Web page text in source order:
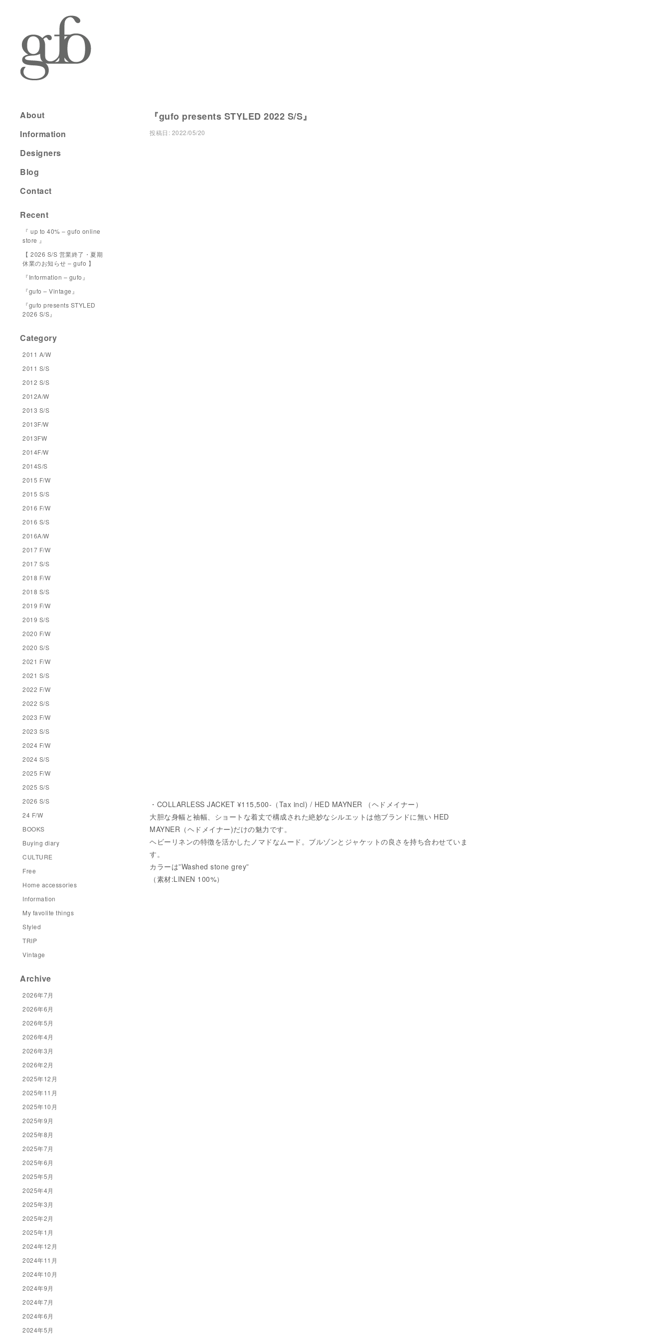
『gufo presents STYLED 2022 S/S』
投稿日: 2022/05/20
・COLLARLESS JACKET ¥115,500-（Tax incl) / HED MAYNER （ヘドメイナー）
大胆な身幅と袖幅、ショートな着丈で構成された絶妙なシルエットは他ブランドに無い HED
MAYNER（ヘドメイナー)だけの魅力です。
ヘビーリネンの特徴を活かしたノマドなムード。ブルゾンとジャケットの良さを持ち合わせていま
す。
カラーは”Washed stone grey”
（素材:LINEN 100%）
About
Information
Designers
Blog
Contact
Recent
『 up to 40% – gufo online
store 』
【 2026 S/S 営業終了・夏期
休業のお知らせ – gufo 】
『Information – gufo』
『gufo – Vintage』
『gufo presents STYLED
2026 S/S』
Category
2011 A/W
2011 S/S
2012 S/S
2012A/W
2013 S/S
2013F/W
2013FW
2014F/W
2014S/S
2015 F/W
2015 S/S
2016 F/W
2016 S/S
2016A/W
2017 F/W
2017 S/S
2018 F/W
2018 S/S
2019 F/W
2019 S/S
2020 F/W
2020 S/S
2021 F/W
2021 S/S
2022 F/W
2022 S/S
2023 F/W
2023 S/S
2024 F/W
2024 S/S
2025 F/W
2025 S/S
2026 S/S
24 F/W
BOOKS
Buying diary
CULTURE
Free
Home accessories
Information
My favolite things
Styled
TRIP
Vintage
Archive
2026年7月
2026年6月
2026年5月
2026年4月
2026年3月
2026年2月
2025年12月
2025年11月
2025年10月
2025年9月
2025年8月
2025年7月
2025年6月
2025年5月
2025年4月
2025年3月
2025年2月
2025年1月
2024年12月
2024年11月
2024年10月
2024年9月
2024年7月
2024年6月
2024年5月